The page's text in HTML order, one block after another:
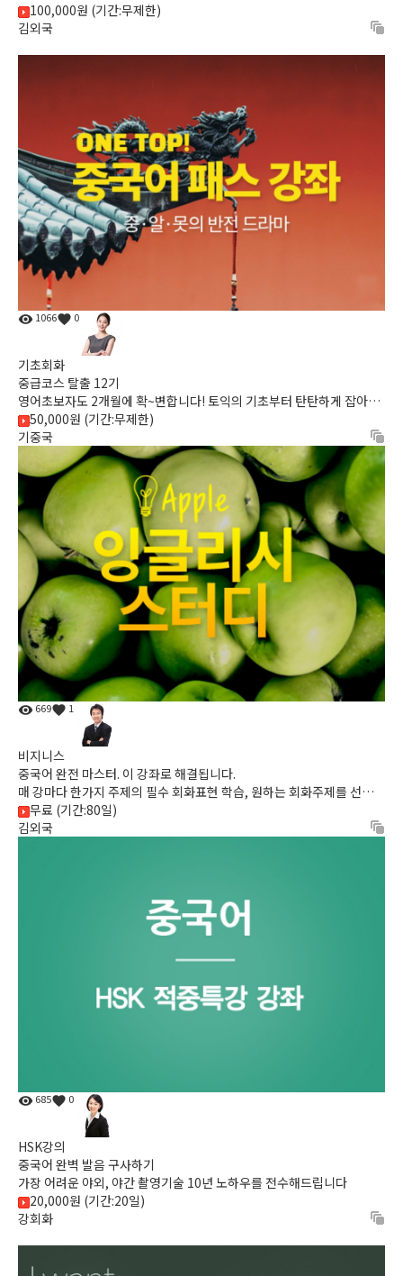
면?! 지금바로 "왕초보를 위한 여행 중국어"를 시작해보세요.
100,000원 (기간:무제한)
김외국
1066 0
기초회화
중급코스 탈출 12기
영어초보자도 2개월에 확~변합니다! 토익의 기초부터 탄탄하게 잡아주
어 다음 단계를 수강할 때 어려움이 없도록 확실히 알려드리는 ...
50,000원 (기간:무제한)
기중국
669 1
비지니스
중국어 완전 마스터. 이 강좌로 해결됩니다.
매 강마다 한가지 주제의 필수 회화표현 학습, 원하는 회화주제를 선택해
짧은 시간에 반복적으로 학습 가능
무료 (기간:80일)
김외국
685 0
HSK강의
중국어 완벽 발음 구사하기
가장 어려운 야외, 야간 촬영기술 10년 노하우를 전수해드립니다
20,000원 (기간:20일)
강회화